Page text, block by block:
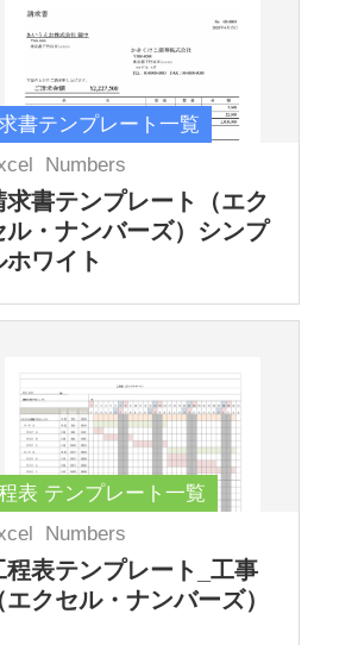
書テンプレート一覧
Numbers
求書テンプレート（エク
ル・ナンバーズ）シンプ
ホワイト
表 テンプレート一覧
Numbers
程表テンプレート_工事
エクセル・ナンバーズ）